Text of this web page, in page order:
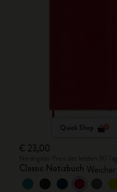
Quick Shop
€ 23,00
Classic Notizbuch